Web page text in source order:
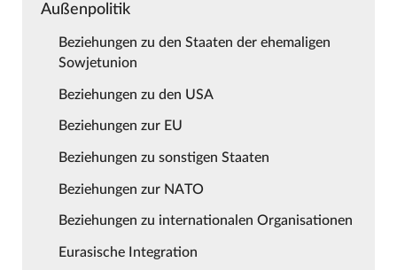
Außenpolitik
Beziehungen zu den Staaten der ehemaligen
Sowjetunion
Beziehungen zu den USA
Beziehungen zur EU
Beziehungen zu sonstigen Staaten
Beziehungen zur NATO
Beziehungen zu internationalen Organisationen
Eurasische Integration